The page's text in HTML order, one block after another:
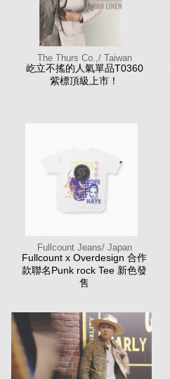
The Thurs Co.,/ Taiwan
屹立不搖的人氣單品T0360
紫標頂級上市！
Fullcount Jeans/ Japan
Fullcount x Overdesign 合作
款聯名Punk rock Tee 新色發
售